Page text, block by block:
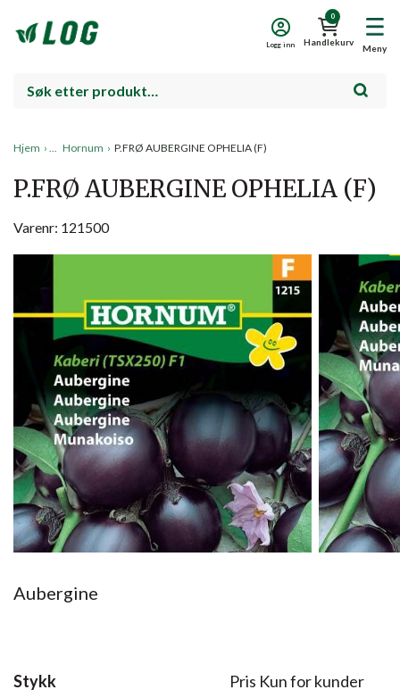
Meny
0
Handlekurv
Logg inn
Hjem › Hornum › P.FRØ AUBERGINE OPHELIA (F)
P.FRØ AUBERGINE OPHELIA (F)
Varenr: 121500
Aubergine
Stykk Pris Kun for kunder